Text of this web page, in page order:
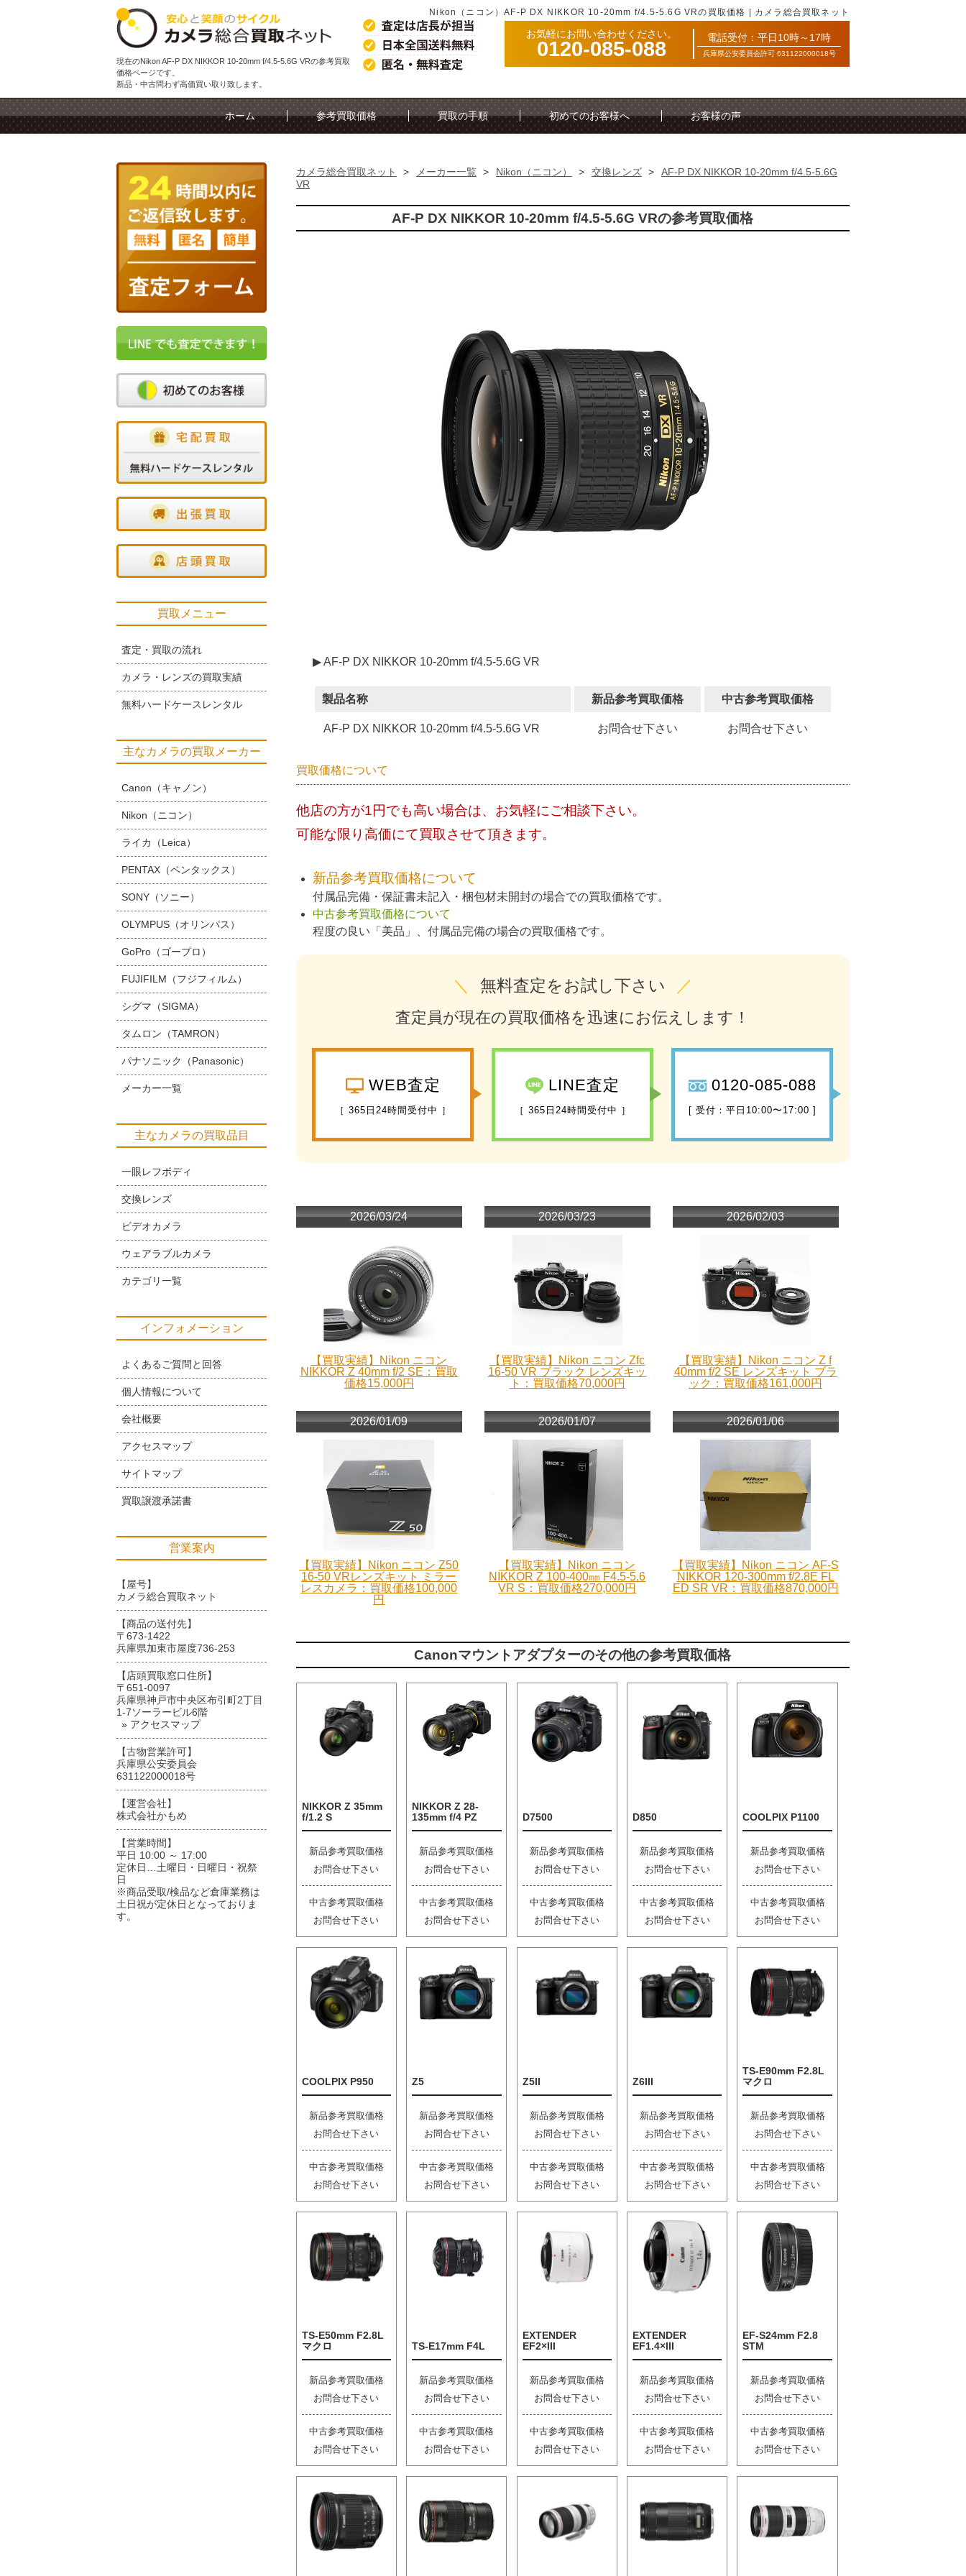
Nikon（ニコン）AF-P DX NIKKOR 10-20mm f/4.5-5.6G VRの買取価格 | カメラ総合買取ネット
現在のNikon AF-P DX NIKKOR 10-20mm f/4.5-5.6G VRの参考買取
価格ページです。
新品・中古問わず高価買い取り致します。
お気軽にお問い合わせください。
0120-085-088 電話受付：平日10時～17時
兵庫県公安委員会許可 631122000018号
ホーム 参考買取価格 買取の手順 初めてのお客様へ お客様の声
カメラ総合買取ネット > メーカー一覧 > Nikon（ニコン） > 交換レンズ >
AF-P DX NIKKOR 10-20mm f/4.5-5.6G
VR
AF-P DX NIKKOR 10-20mm f/4.5-5.6G VRの参考買取価格
▶ AF-P DX NIKKOR 10-20mm f/4.5-5.6G VR
製品名称 新品参考買取価格 中古参考買取価格
AF-P DX NIKKOR 10-20mm f/4.5-5.6G VR お問合せ下さい お問合せ下さい
買取価格について
他店の方が1円でも高い場合は、お気軽にご相談下さい。
可能な限り高価にて買取させて頂きます。
新品参考買取価格について
付属品完備・保証書未記入・梱包材未開封の場合での買取価格です。
中古参考買取価格について
程度の良い「美品」、付属品完備の場合の買取価格です。
＼ 無料査定をお試し下さい ／
査定員が現在の買取価格を迅速にお伝えします！
WEB査定
［ 365日24時間受付中 ］
LINE査定
［ 365日24時間受付中 ］
0120-085-088
[ 受付：平日10:00〜17:00 ]
2026/03/24
【買取実績】Nikon ニコン
NIKKOR Z 40mm f/2 SE：買取
価格15,000円
2026/03/23
【買取実績】Nikon ニコン Zfc
16-50 VR ブラック レンズキッ
ト：買取価格70,000円
2026/02/03
【買取実績】Nikon ニコン Z f
40mm f/2 SE レンズキット ブラ
ック：買取価格161,000円
2026/01/09
【買取実績】Nikon ニコン Z50
16-50 VRレンズキット ミラー
レスカメラ：買取価格100,000
円
2026/01/07
【買取実績】Nikon ニコン
NIKKOR Z 100-400㎜ F4.5-5.6
VR S：買取価格270,000円
2026/01/06
【買取実績】Nikon ニコン AF-S
NIKKOR 120-300mm f/2.8E FL
ED SR VR：買取価格870,000円
Canonマウントアダプターのその他の参考買取価格
NIKKOR Z 35mm
f/1.2 S
新品参考買取価格
お問合せ下さい
中古参考買取価格
お問合せ下さい
NIKKOR Z 28-
135mm f/4 PZ
新品参考買取価格
お問合せ下さい
中古参考買取価格
お問合せ下さい
D7500
新品参考買取価格
お問合せ下さい
中古参考買取価格
お問合せ下さい
D850
新品参考買取価格
お問合せ下さい
中古参考買取価格
お問合せ下さい
COOLPIX P1100
新品参考買取価格
お問合せ下さい
中古参考買取価格
お問合せ下さい
COOLPIX P950
新品参考買取価格
お問合せ下さい
中古参考買取価格
お問合せ下さい
Z5
新品参考買取価格
お問合せ下さい
中古参考買取価格
お問合せ下さい
Z5II
新品参考買取価格
お問合せ下さい
中古参考買取価格
お問合せ下さい
Z6III
新品参考買取価格
お問合せ下さい
中古参考買取価格
お問合せ下さい
TS-E90mm F2.8L
マクロ
新品参考買取価格
お問合せ下さい
中古参考買取価格
お問合せ下さい
TS-E50mm F2.8L
マクロ
新品参考買取価格
お問合せ下さい
中古参考買取価格
お問合せ下さい
TS-E17mm F4L
新品参考買取価格
お問合せ下さい
中古参考買取価格
お問合せ下さい
EXTENDER
EF2×III
新品参考買取価格
お問合せ下さい
中古参考買取価格
お問合せ下さい
EXTENDER
EF1.4×III
新品参考買取価格
お問合せ下さい
中古参考買取価格
お問合せ下さい
EF-S24mm F2.8
STM
新品参考買取価格
お問合せ下さい
中古参考買取価格
お問合せ下さい
買取メニュー
査定・買取の流れ
カメラ・レンズの買取実績
無料ハードケースレンタル
主なカメラの買取メーカー
Canon（キャノン）
Nikon（ニコン）
ライカ（Leica）
PENTAX（ペンタックス）
SONY（ソニー）
OLYMPUS（オリンパス）
GoPro（ゴープロ）
FUJIFILM（フジフィルム）
シグマ（SIGMA）
タムロン（TAMRON）
パナソニック（Panasonic）
メーカー一覧
主なカメラの買取品目
一眼レフボディ
交換レンズ
ビデオカメラ
ウェアラブルカメラ
カテゴリ一覧
インフォメーション
よくあるご質問と回答
個人情報について
会社概要
アクセスマップ
サイトマップ
買取譲渡承諾書
営業案内
【屋号】
カメラ総合買取ネット
【商品の送付先】
〒673-1422
兵庫県加東市屋度736-253
【店頭買取窓口住所】
〒651-0097
兵庫県神戸市中央区布引町2丁目
1-7ソーラービル6階
» アクセスマップ
【古物営業許可】
兵庫県公安委員会
631122000018号
【運営会社】
株式会社かもめ
【営業時間】
平日 10:00 ～ 17:00
定休日…土曜日・日曜日・祝祭
日
※商品受取/検品など倉庫業務は
土日祝が定休日となっておりま
す。